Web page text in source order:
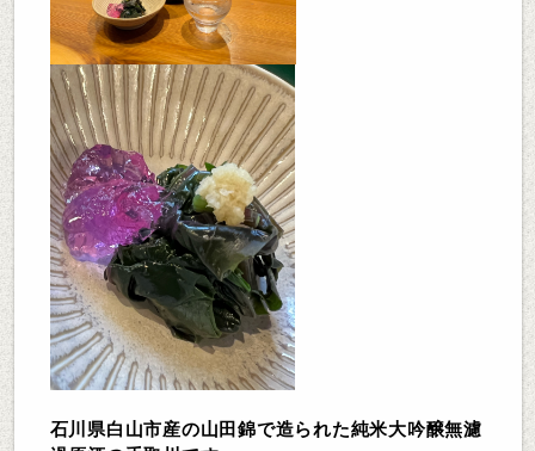
石川県白山市産の山田錦で造られた純米大吟醸無濾